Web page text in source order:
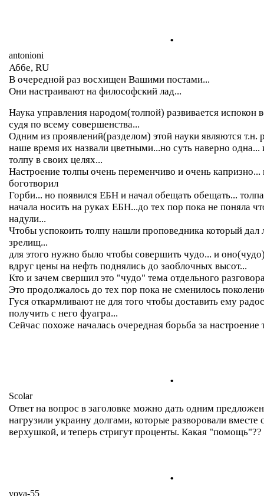
.
antonioni
Аббе, RU
В очередной раз восхищен Вашими постами...
Они настраивают на философский лад...
Наука управления народом(толпой) развивается испокон
судя по всему совершенства...
Одним из проявлений(разделом) этой науки являются т.н.
наше время их назвали цветными...но суть наверно одна...
толпу в своих целях...
Настроение толпы очень переменчиво и очень капризно...
боготворил
Горби... но появился ЕБН и начал обещать обещать...
начала носить на руках ЕБН...до тех пор пока не поняла
надули...
Чтобы успокоить толпу нашли проповедника который дал
зрелищ...
для этого нужно было чтобы совершить чудо... и
вдруг цены на нефть поднялись до заоблочных высот...
Кто и зачем свершил это "чудо" тема отдельного
Это продолжалось до тех пор пока не сменилось
Гуся откармливают не для того чтобы доставить ему
получить с него фуагра...
Сейчас похоже началась очередная борьба за настроение
.
Scolar
Ответ на вопрос в заголовке можно дать одним
нагрузили украину долгами, которые разворовали вместе
верхушкой, и теперь стригут проценты. Какая "помощь"??
.
vova-55